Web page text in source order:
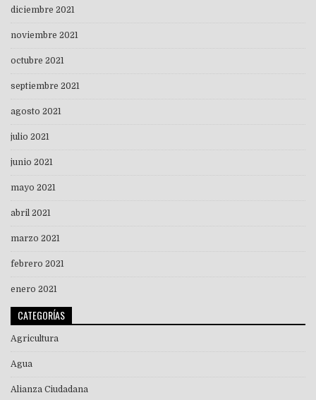
diciembre 2021
noviembre 2021
octubre 2021
septiembre 2021
agosto 2021
julio 2021
junio 2021
mayo 2021
abril 2021
marzo 2021
febrero 2021
enero 2021
CATEGORÍAS
Agricultura
Agua
Alianza Ciudadana